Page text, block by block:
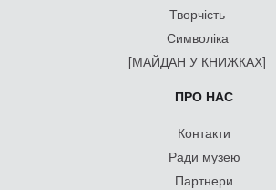
Творчість
Символіка
[МАЙДАН У КНИЖКАХ]
ПРО НАС
Контакти
Ради музею
Партнери